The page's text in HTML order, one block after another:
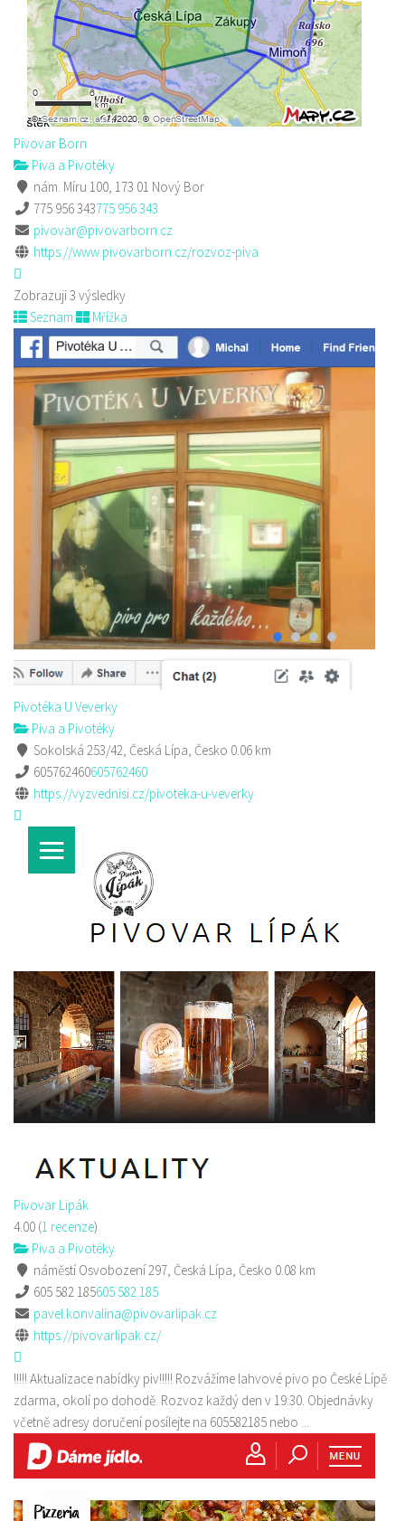
Pivovar Born
Piva a Pivotéky
nám. Míru 100, 173 01 Nový Bor
775 956 343775 956 343
pivovar@pivovarborn.cz
https://www.pivovarborn.cz/rozvoz-piva
Zobrazuji 3 výsledky
Seznam
Mřížka
Pivotéka U Veverky
Piva a Pivotéky
Sokolská 253/42, Česká Lípa, Česko 0.06 km
605762460605762460
https://vyzvednisi.cz/pivoteka-u-veverky
Pivovar Lipák
4.00 (1 recenze)
Piva a Pivotéky
náměstí Osvobození 297, Česká Lípa, Česko 0.08 km
605 582 185605 582 185
pavel.konvalina@pivovarlipak.cz
https://pivovarlipak.cz/
!!!!! Aktualizace nabídky piv!!!!! Rozvážíme lahvové pivo po České Lípě
zdarma, okolí po dohodě. Rozvoz každý den v 19:30. Objednávky
včetně adresy doručení posílejte na 605582185 nebo ...